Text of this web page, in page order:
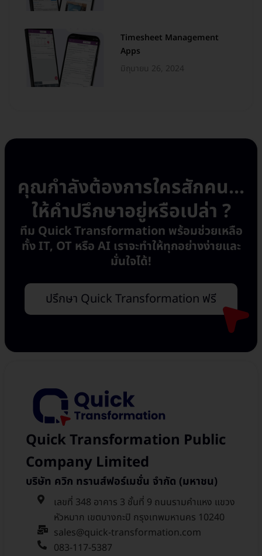
Timesheet Management
Apps
มิถุนายน 26, 2024
คุณกำลังต้องการใครสักคน...
ให้คำปรึกษาอยู่หรือเปล่า ?
ทีม Quick Transformation พร้อมช่วยเหลือ
ทั้ง IT, OT หรือ AI เราจะทำให้ทุกอย่างง่ายและ
มั่นใจได้!
ปรึกษา Quick Transformation ฟรี
Quick Transformation Public
Company Limited
บริษัท ควิก ทรานส์ฟอร์เมชั่น จำกัด (มหาชน)
เลขที่ 348 อาคาร 3 ชั้นที่ 9 ถนนรามคำแหง แขวง
หัวหมาก เขตบางกะปิ กรุงเทพมหานคร 10240
sales@quick-transformation.com​
083-117-5387